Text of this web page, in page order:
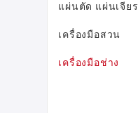
แผ่นตัด แผ่นเจียร
เครื่องมือสวน
เครื่องมือช่าง